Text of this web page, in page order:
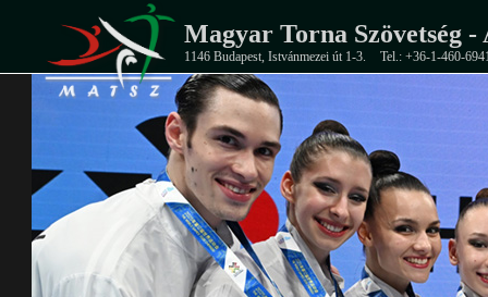
Magyar Torna Szövetség -
1146 Budapest, Istvánmezei út 1-3. Tel.: +36-1-460-